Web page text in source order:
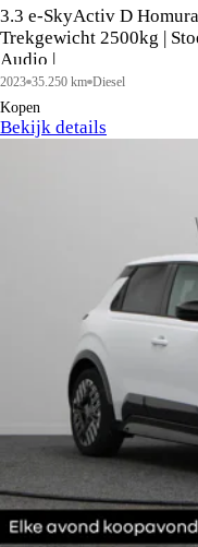
3.3 e-SkyActiv D Homura
Trekgewicht 2500kg |
Audio |
2023 35.250 km Diesel
Kopen
Bekijk details